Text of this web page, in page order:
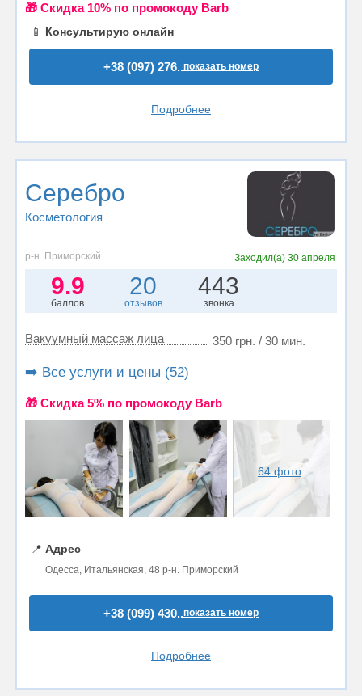
🎁 Cкидка 10% по промокоду Barb
📱 Консультирую онлайн
+38 (097) 276..показать номер
Подробнее
Серебро
Косметология
р-н. Приморский Заходил(а)30 апреля
9.9
баллов
20
отзывов
443
звонка
Вакуумный массаж лица 350 грн. / 30 мин.
➡️ Все услуги и цены (52)
🎁 Cкидка 5% по промокоду Barb
64 фото
📍 Адрес
Одесса, Итальянская, 48 р-н. Приморский
+38 (099) 430..показать номер
Подробнее